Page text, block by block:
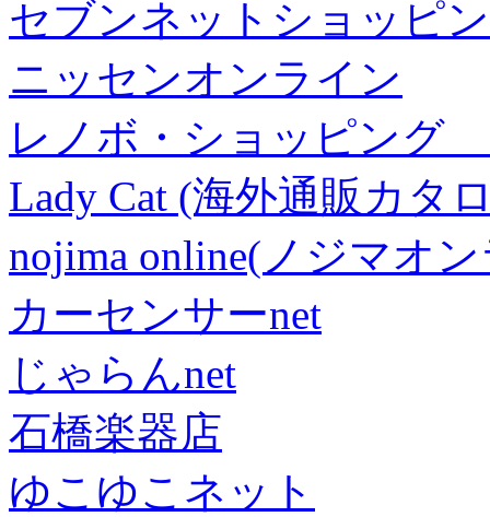
セブンネットショッピ
ニッセンオンライン
レノボ・ショッピング
Lady Cat (海外通販カタ
nojima online(ノジマオ
カーセンサーnet
じゃらんnet
石橋楽器店
ゆこゆこネット